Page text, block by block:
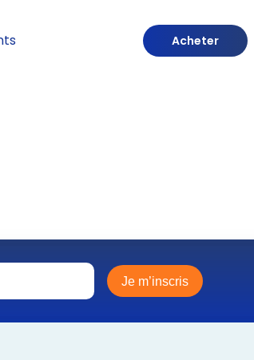
Acheter
Je m’inscris